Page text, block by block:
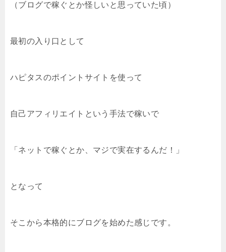
（ブログで稼ぐとか怪しいと思っていた頃）
最初の入り口として
ハピタスのポイントサイトを使って
自己アフィリエイトという手法で稼いで
「ネットで稼ぐとか、マジで実在するんだ！」
となって
そこから本格的にブログを始めた感じです。